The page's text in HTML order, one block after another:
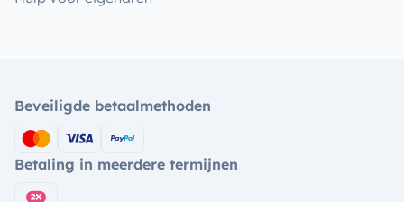
Beveiligde betaalmethoden
Betaling in meerdere termijnen